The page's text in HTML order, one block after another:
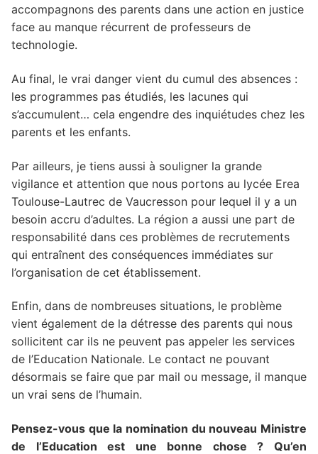
accompagnons des parents dans une action en justice
face au manque récurrent de professeurs de
technologie.
Au final, le vrai danger vient du cumul des absences :
les programmes pas étudiés, les lacunes qui
s’accumulent… cela engendre des inquiétudes chez les
parents et les enfants.
Par ailleurs, je tiens aussi à souligner la grande
vigilance et attention que nous portons au lycée Erea
Toulouse-Lautrec de Vaucresson pour lequel il y a un
besoin accru d’adultes. La région a aussi une part de
responsabilité dans ces problèmes de recrutements
qui entraînent des conséquences immédiates sur
l’organisation de cet établissement.
Enfin, dans de nombreuses situations, le problème
vient également de la détresse des parents qui nous
sollicitent car ils ne peuvent pas appeler les services
de l’Education Nationale. Le contact ne pouvant
désormais se faire que par mail ou message, il manque
un vrai sens de l’humain.
Pensez-vous que la nomination du nouveau Ministre
de l’Education est une bonne chose ? Qu’en